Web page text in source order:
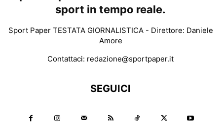
sport in tempo reale.
Sport Paper TESTATA GIORNALISTICA - Direttore: Daniele
Amore
Contattaci: redazione@sportpaper.it
SEGUICI